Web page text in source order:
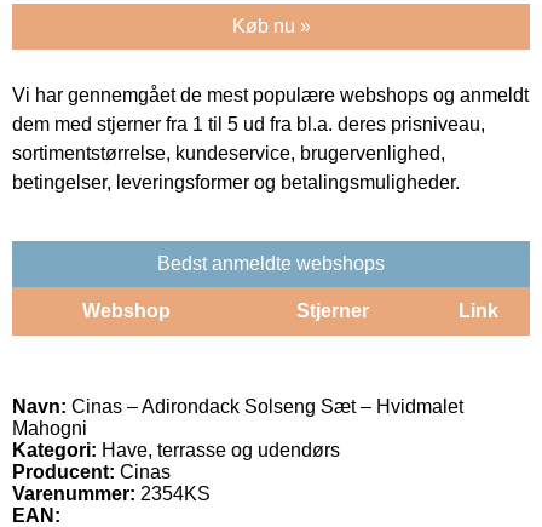
Køb nu »
Vi har gennemgået de mest populære webshops og anmeldt
dem med stjerner fra 1 til 5 ud fra bl.a. deres prisniveau,
sortimentstørrelse, kundeservice, brugervenlighed,
betingelser, leveringsformer og betalingsmuligheder.
Bedst anmeldte webshops
Webshop Stjerner Link
Navn: Cinas – Adirondack Solseng Sæt – Hvidmalet
Mahogni
Kategori: Have, terrasse og udendørs
Producent: Cinas
Varenummer: 2354KS
EAN: